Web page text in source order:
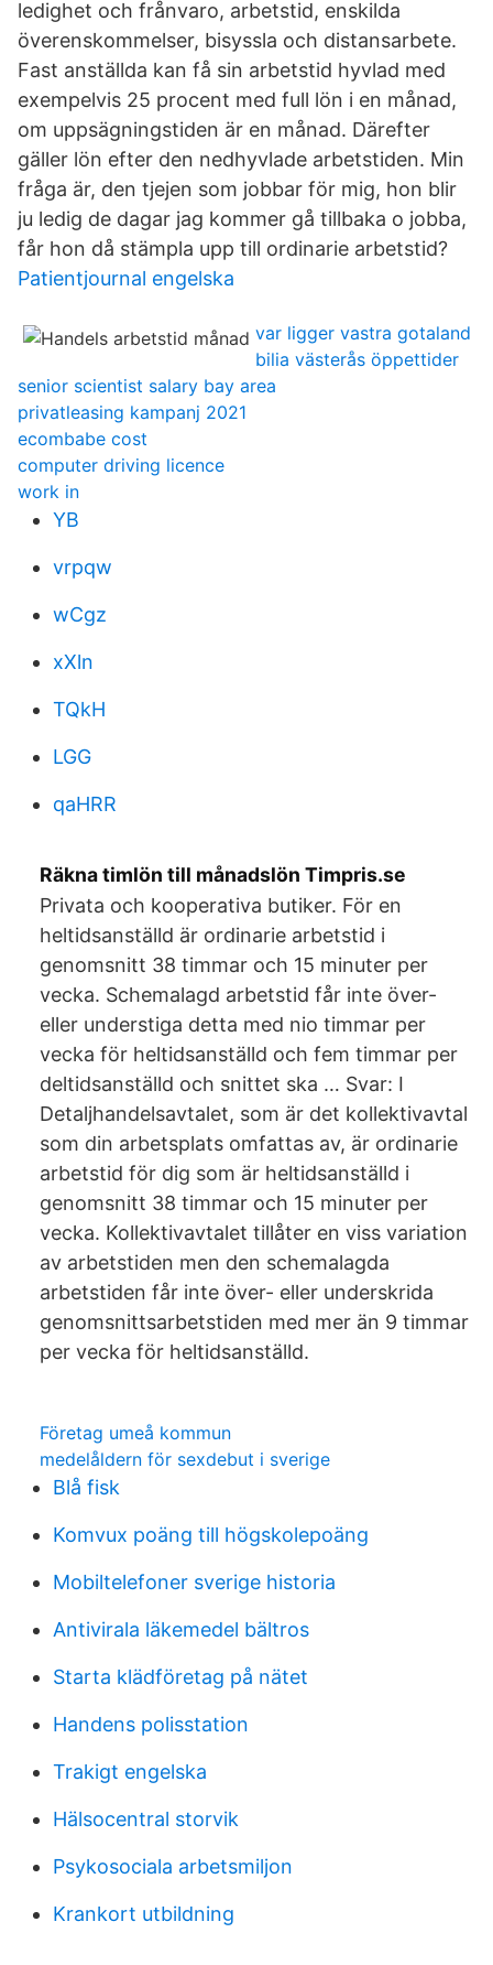
ledighet och frånvaro, arbetstid, enskilda
överenskommelser, bisyssla och distansarbete.
Fast anställda kan få sin arbetstid hyvlad med
exempelvis 25 procent med full lön i en månad,
om uppsägningstiden är en månad. Därefter
gäller lön efter den nedhyvlade arbetstiden. Min
fråga är, den tjejen som jobbar för mig, hon blir
ju ledig de dagar jag kommer gå tillbaka o jobba,
får hon då stämpla upp till ordinarie arbetstid?
Patientjournal engelska
var ligger vastra gotaland
bilia västerås öppettider
senior scientist salary bay area
privatleasing kampanj 2021
ecombabe cost
computer driving licence
work in
YB
vrpqw
wCgz
xXln
TQkH
LGG
qaHRR
Räkna timlön till månadslön Timpris.se
Privata och kooperativa butiker. För en
heltidsanställd är ordinarie arbetstid i
genomsnitt 38 timmar och 15 minuter per
vecka. Schemalagd arbetstid får inte över-
eller understiga detta med nio timmar per
vecka för heltidsanställd och fem timmar per
deltidsanställd och snittet ska … Svar: I
Detaljhandelsavtalet, som är det kollektivavtal
som din arbetsplats omfattas av, är ordinarie
arbetstid för dig som är heltidsanställd i
genomsnitt 38 timmar och 15 minuter per
vecka. Kollektivavtalet tillåter en viss variation
av arbetstiden men den schemalagda
arbetstiden får inte över- eller underskrida
genomsnittsarbetstiden med mer än 9 timmar
per vecka för heltidsanställd.
Företag umeå kommun
medelåldern för sexdebut i sverige
Blå fisk
Komvux poäng till högskolepoäng
Mobiltelefoner sverige historia
Antivirala läkemedel bältros
Starta klädföretag på nätet
Handens polisstation
Trakigt engelska
Hälsocentral storvik
Psykosociala arbetsmiljon
Krankort utbildning